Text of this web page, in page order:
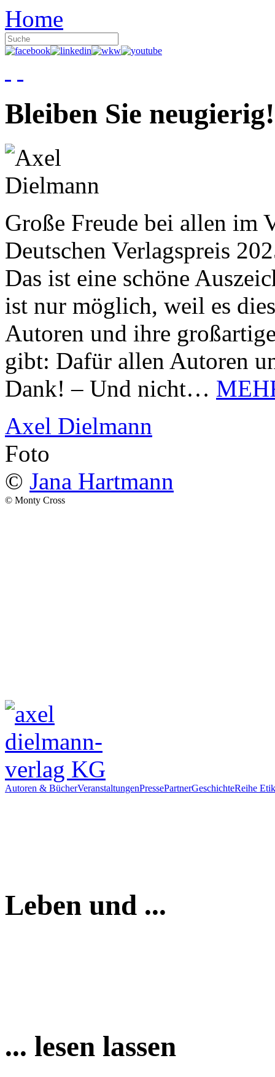
Home
Bleiben Sie neugierig!
Große Freude bei allen im
Deutschen Verlagspreis
Das ist eine schöne
ist nur möglich, weil es
Autoren und ihre
gibt: Dafür allen Autoren
Dank! – Und nicht…
Axel Dielmann
Foto
© Jana Hartmann
© Monty Cross
Autoren & BücherVeranstaltungenPressePartnerGeschichteReihe
Leben und ...
... lesen lassen